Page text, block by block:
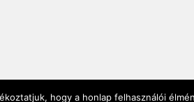
hogy a honlap felhasználói